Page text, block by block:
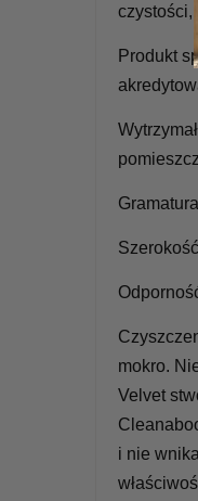
czystości,
Produkt
mokro.
Velvet
i nie